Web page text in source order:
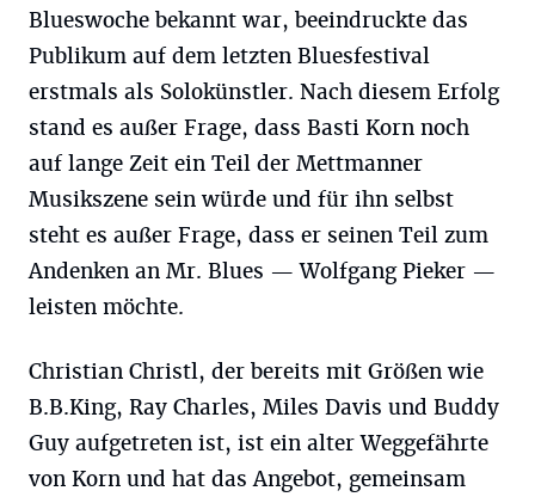
Blueswoche bekannt war, beeindruckte das
Publikum auf dem letzten Bluesfestival
erstmals als Solokünstler. Nach diesem Erfolg
stand es außer Frage, dass Basti Korn noch
auf lange Zeit ein Teil der Mettmanner
Musikszene sein würde und für ihn selbst
steht es außer Frage, dass er seinen Teil zum
Andenken an Mr. Blues — Wolfgang Pieker —
leisten möchte.
Christian Christl, der bereits mit Größen wie
B.B.King, Ray Charles, Miles Davis und Buddy
Guy aufgetreten ist, ist ein alter Weggefährte
von Korn und hat das Angebot, gemeinsam